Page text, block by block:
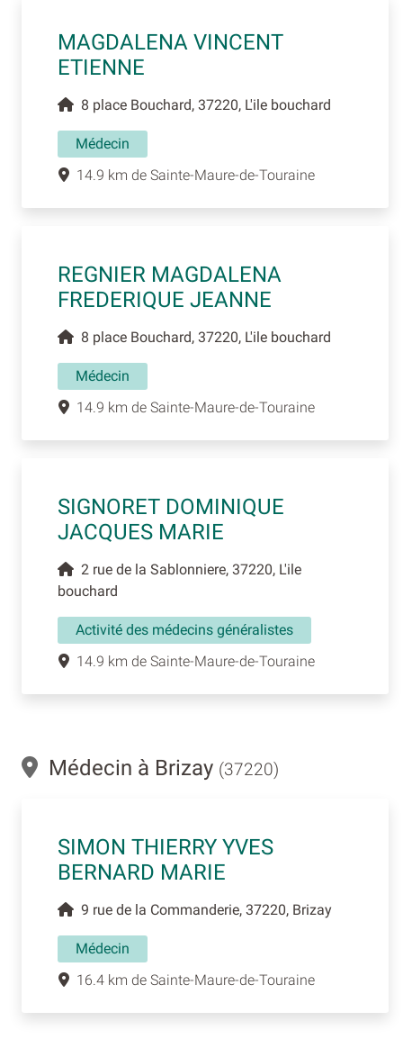
MAGDALENA VINCENT
ETIENNE
8 place Bouchard, 37220, L'ile bouchard
Médecin
14.9 km de Sainte-Maure-de-Touraine
REGNIER MAGDALENA
FREDERIQUE JEANNE
8 place Bouchard, 37220, L'ile bouchard
Médecin
14.9 km de Sainte-Maure-de-Touraine
SIGNORET DOMINIQUE
JACQUES MARIE
2 rue de la Sablonniere, 37220, L'ile
bouchard
Activité des médecins généralistes
14.9 km de Sainte-Maure-de-Touraine
Médecin à Brizay (37220)
SIMON THIERRY YVES
BERNARD MARIE
9 rue de la Commanderie, 37220, Brizay
Médecin
16.4 km de Sainte-Maure-de-Touraine